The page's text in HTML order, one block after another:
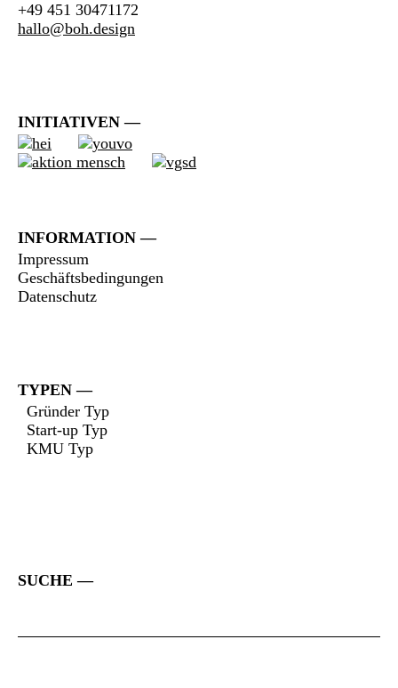
+49 451 30471172
hallo@boh.design
INITIATIVEN
INFORMATION
Impressum
Geschäftsbedingungen
Datenschutz
TYPEN
Gründer Typ
Start-up Typ
KMU Typ
SUCHE